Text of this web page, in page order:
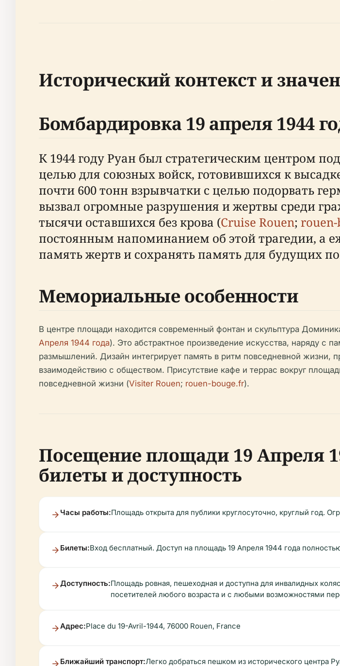
Исторический контекст и
Бомбардировка 19 апреля 1944
К 1944 году Руан был стратегическим центром
целью для союзных войск, готовившихся к
почти 600 тонн взрывчатки с целью подорвать
вызвал огромные разрушения и жертвы среди
тысячи оставшихся без крова (Cruise Rouen;
постоянным напоминанием об этой трагедии, а
память жертв и сохранять память для будущих
Мемориальные особенности
В центре площади находится современный фонтан и скульптура
Апреля 1944 года). Это абстрактное произведение искусства, наряду с
размышлений. Дизайн интегрирует память в ритм повседневной жизни,
взаимодействию с обществом. Присутствие кафе и террас вокруг
повседневной жизни (Visiter Rouen; rouen-bouge.fr).
Посещение площади 19 Апреля
билеты и доступность
Часы работы:Площадь открыта для публики круглосуточно, круглый год.
Билеты:Вход бесплатный. Доступ на площадь 19 Апреля 1944 года
Доступность:Площадь ровная, пешеходная и доступна для инвалидных
посетителей любого возраста и с любыми возможностями
Адрес:Place du 19-Avril-1944, 76000 Rouen, France
Ближайший транспорт:Легко добраться пешком из исторического центра